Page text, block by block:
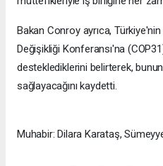
Bakan Conroy ayrıca,
Değişikliği Konferansı'na
desteklediklerini belirterek,
sağlayacağını kaydetti.
Muhabir: Dilara Karataş,